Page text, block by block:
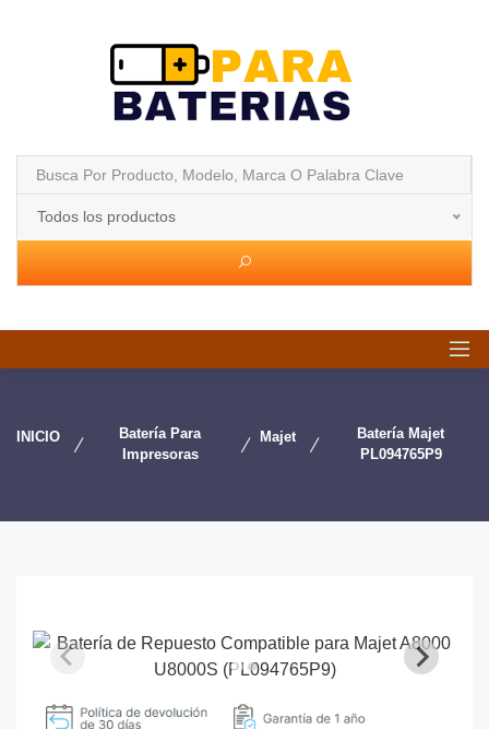
Todos los productos
INICIO
Batería Para
Impresoras
Majet
Batería Majet
PL094765P9